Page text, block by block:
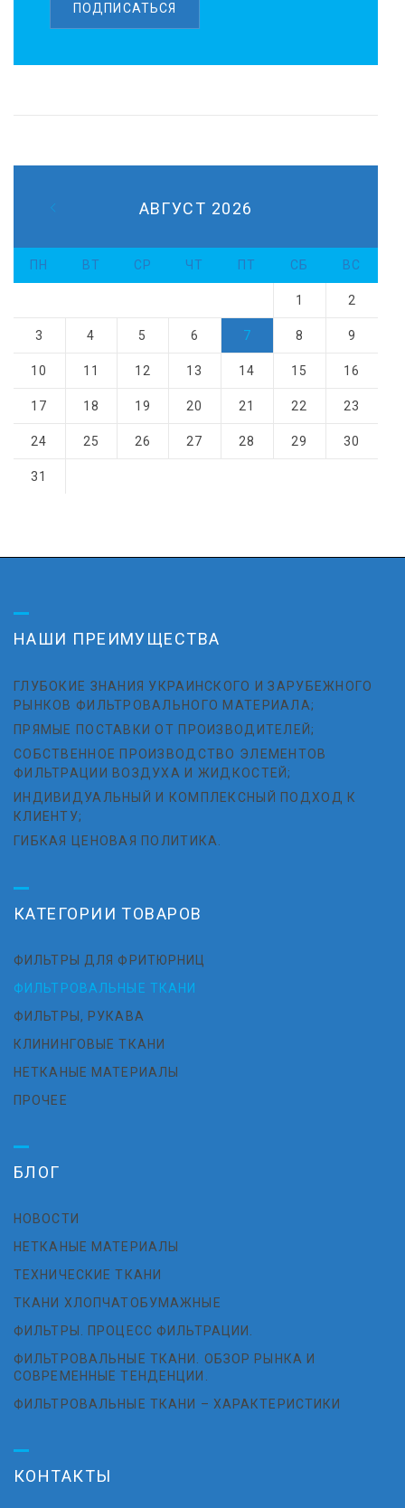
ПОДПИСАТЬСЯ
АВГУСТ 2026
ПН ВТ СР ЧТ ПТ СБ ВС
1 2
3 4 5 6 7 8 9
10 11 12 13 14 15 16
17 18 19 20 21 22 23
24 25 26 27 28 29 30
31
НАШИ ПРЕИМУЩЕСТВА
ГЛУБОКИЕ ЗНАНИЯ УКРАИНСКОГО И ЗАРУБЕЖНОГО
РЫНКОВ ФИЛЬТРОВАЛЬНОГО МАТЕРИАЛА;
ПРЯМЫЕ ПОСТАВКИ ОТ ПРОИЗВОДИТЕЛЕЙ;
СОБСТВЕННОЕ ПРОИЗВОДСТВО ЭЛЕМЕНТОВ
ФИЛЬТРАЦИИ ВОЗДУХА И ЖИДКОСТЕЙ;
ИНДИВИДУАЛЬНЫЙ И КОМПЛЕКСНЫЙ ПОДХОД К
КЛИЕНТУ;
ГИБКАЯ ЦЕНОВАЯ ПОЛИТИКА.
КАТЕГОРИИ ТОВАРОВ
ФИЛЬТРЫ ДЛЯ ФРИТЮРНИЦ
ФИЛЬТРОВАЛЬНЫЕ ТКАНИ
ФИЛЬТРЫ, РУКАВА
КЛИНИНГОВЫЕ ТКАНИ
НЕТКАНЫЕ МАТЕРИАЛЫ
ПРОЧЕЕ
БЛОГ
НОВОСТИ
НЕТКАНЫЕ МАТЕРИАЛЫ
ТЕХНИЧЕСКИЕ ТКАНИ
ТКАНИ ХЛОПЧАТОБУМАЖНЫЕ
ФИЛЬТРЫ. ПРОЦЕСС ФИЛЬТРАЦИИ.
ФИЛЬТРОВАЛЬНЫЕ ТКАНИ. ОБЗОР РЫНКА И
СОВРЕМЕННЫЕ ТЕНДЕНЦИИ.
ФИЛЬТРОВАЛЬНЫЕ ТКАНИ – ХАРАКТЕРИСТИКИ
КОНТАКТЫ